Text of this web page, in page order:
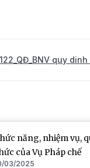
quy
năng, nhiệm vụ,
của Vụ Pháp chế
03/2025